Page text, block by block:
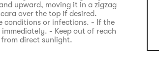
upward, moving it in a zigzag
over the top if desired.
conditions or infections. - If the
- Keep out of reach
direct sunlight.